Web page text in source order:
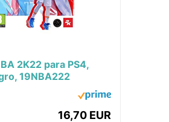
2K22 para PS4,
19NBA222
16,70 EUR